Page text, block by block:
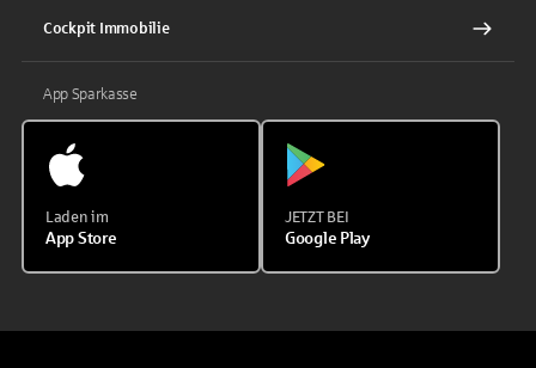
Cockpit Immobilie
App Sparkasse
Laden im
App Store
JETZT BEI
Google Play